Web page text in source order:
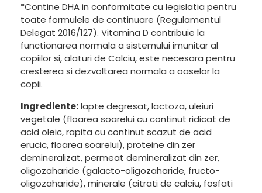
*Contine DHA in conformitate cu legislatia pentru
toate formulele de continuare (Regulamentul
Delegat 2016/127). Vitamina D contribuie la
functionarea normala a sistemului imunitar al
copiilor si, alaturi de Calciu, este necesara pentru
cresterea si dezvoltarea normala a oaselor la
copii.
Ingrediente:lapte degresat, lactoza, uleiuri
vegetale (floarea soarelui cu continut ridicat de
acid oleic, rapita cu continut scazut de acid
erucic, floarea soarelui), proteine din zer
demineralizat, permeat demineralizat din zer,
oligozaharide (galacto-oligozaharide, fructo-
oligozaharide), minerale (citrati de calciu, fosfati